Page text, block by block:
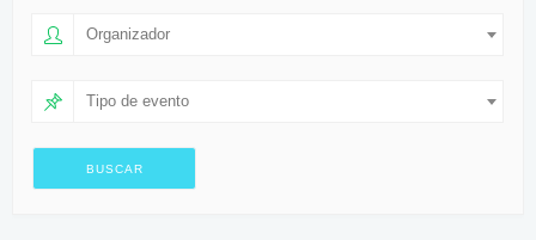
Organizador
Tipo de evento